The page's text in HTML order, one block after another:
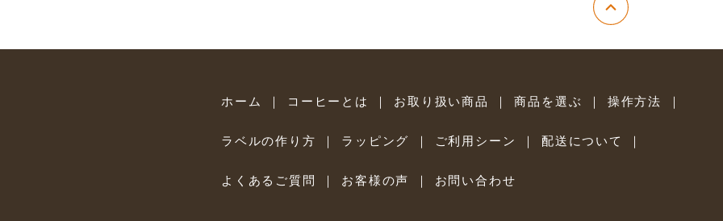
ホーム ｜ コーヒーとは ｜ お取り扱い商品 ｜ 商品を選ぶ ｜ 操作方法 ｜
ラベルの作り方 ｜ ラッピング ｜ ご利用シーン ｜ 配送について ｜
よくあるご質問 ｜ お客様の声 ｜ お問い合わせ